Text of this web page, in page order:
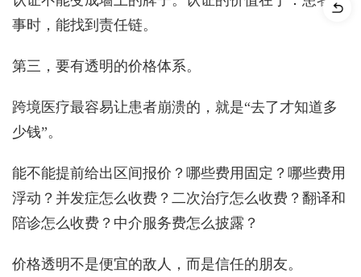
事时，能找到责任链。
第三，要有透明的价格体系。
跨境医疗最容易让患者崩溃的，就是“去了才知道多
少钱”。
能不能提前给出区间报价？哪些费用固定？哪些费用
浮动？并发症怎么收费？二次治疗怎么收费？翻译和
陪诊怎么收费？中介服务费怎么披露？
价格透明不是便宜的敌人，而是信任的朋友。